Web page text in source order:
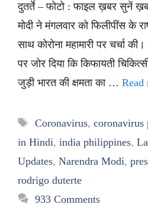
दुतर्ते – फोटो : फाइल ख़बर सुनें
मोदी ने मंगलवार को फिलीपींस के
साथ कोरोना महामारी पर चर्चा
पर जोर दिया कि किफायती
जुड़ी भारत की क्षमता का … Read
Tags
Coronavirus, coronavirus
in Hindi, india philippines,
Updates, Narendra Modi,
rodrigo duterte
933 Comments